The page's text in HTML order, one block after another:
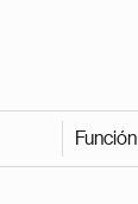
Función